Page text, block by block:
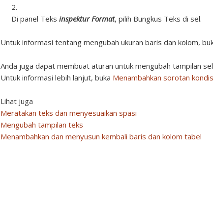
Di panel Teks inspektur Format, pilih Bungkus Teks di sel.
Untuk informasi tentang mengubah ukuran baris dan kolom,
Anda juga dapat membuat aturan untuk mengubah tampilan
Untuk informasi lebih lanjut, buka Menambahkan sorotan
Lihat juga
Meratakan teks dan menyesuaikan spasi
Mengubah tampilan teks
Menambahkan dan menyusun kembali baris dan kolom tabel